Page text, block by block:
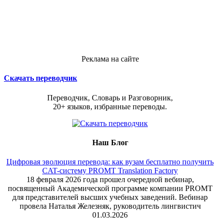
Реклама на сайте
Скачать переводчик
Переводчик, Словарь и Разговорник,
20+ языков, избранные переводы.
Наш Блог
Цифровая эволюция перевода: как вузам бесплатно получить
CAT-систему PROMT Translation Factory
18 февраля 2026 года прошел очередной вебинар,
посвященный Академической программе компании PROMT
для представителей высших учебных заведений. Вебинар
провела Наталья Железняк, руководитель лингвистич
01.03.2026